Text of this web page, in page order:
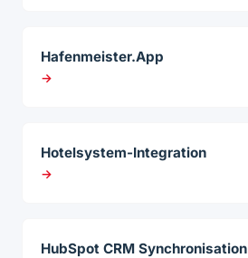
Hafenmeister.App
→
Hotelsystem-Integration
→
HubSpot CRM Synchronisation